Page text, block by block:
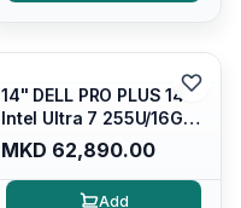
14" DELL PRO PLUS 14
Intel Ultra 7 255U/16GB
RAM DDR5 5600mhz/
512 GB SSD M.2 Nvme
2230/FULLHD+ (16:10)
MKD 62,890.00
Add